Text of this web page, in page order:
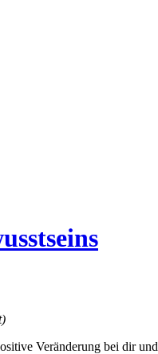
Veränderung bei dir